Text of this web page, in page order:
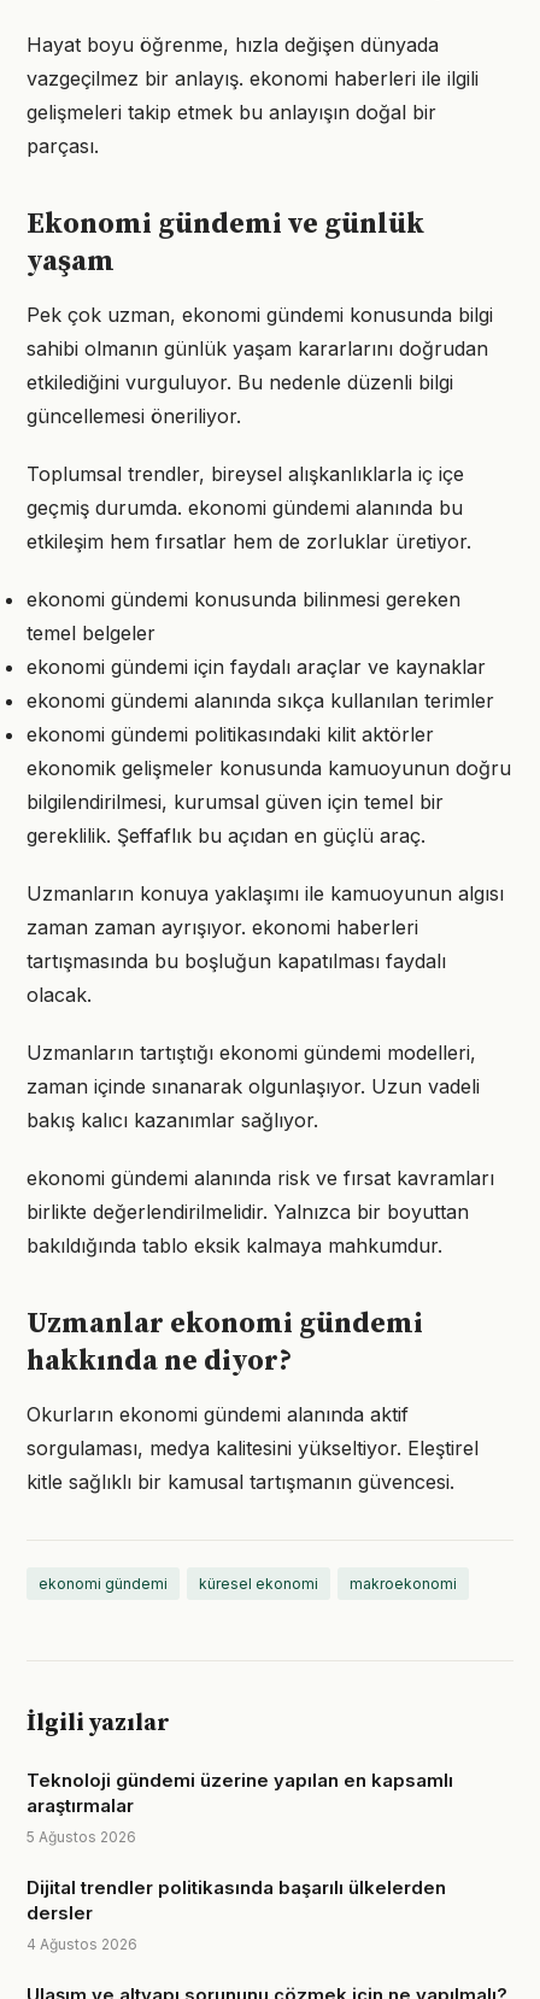
Hayat boyu öğrenme, hızla değişen dünyada
vazgeçilmez bir anlayış. ekonomi haberleri ile ilgili
gelişmeleri takip etmek bu anlayışın doğal bir
parçası.
Ekonomi gündemi ve günlük
yaşam
Pek çok uzman, ekonomi gündemi konusunda bilgi
sahibi olmanın günlük yaşam kararlarını doğrudan
etkilediğini vurguluyor. Bu nedenle düzenli bilgi
güncellemesi öneriliyor.
Toplumsal trendler, bireysel alışkanlıklarla iç içe
geçmiş durumda. ekonomi gündemi alanında bu
etkileşim hem fırsatlar hem de zorluklar üretiyor.
ekonomi gündemi konusunda bilinmesi gereken
temel belgeler
ekonomi gündemi için faydalı araçlar ve kaynaklar
ekonomi gündemi alanında sıkça kullanılan terimler
ekonomi gündemi politikasındaki kilit aktörler
ekonomik gelişmeler konusunda kamuoyunun doğru
bilgilendirilmesi, kurumsal güven için temel bir
gereklilik. Şeffaflık bu açıdan en güçlü araç.
Uzmanların konuya yaklaşımı ile kamuoyunun algısı
zaman zaman ayrışıyor. ekonomi haberleri
tartışmasında bu boşluğun kapatılması faydalı
olacak.
Uzmanların tartıştığı ekonomi gündemi modelleri,
zaman içinde sınanarak olgunlaşıyor. Uzun vadeli
bakış kalıcı kazanımlar sağlıyor.
ekonomi gündemi alanında risk ve fırsat kavramları
birlikte değerlendirilmelidir. Yalnızca bir boyuttan
bakıldığında tablo eksik kalmaya mahkumdur.
Uzmanlar ekonomi gündemi
hakkında ne diyor?
Okurların ekonomi gündemi alanında aktif
sorgulaması, medya kalitesini yükseltiyor. Eleştirel
kitle sağlıklı bir kamusal tartışmanın güvencesi.
ekonomi gündemi küresel ekonomi makroekonomi
İlgili yazılar
Teknoloji gündemi üzerine yapılan en kapsamlı
araştırmalar
5 Ağustos 2026
Dijital trendler politikasında başarılı ülkelerden
dersler
4 Ağustos 2026